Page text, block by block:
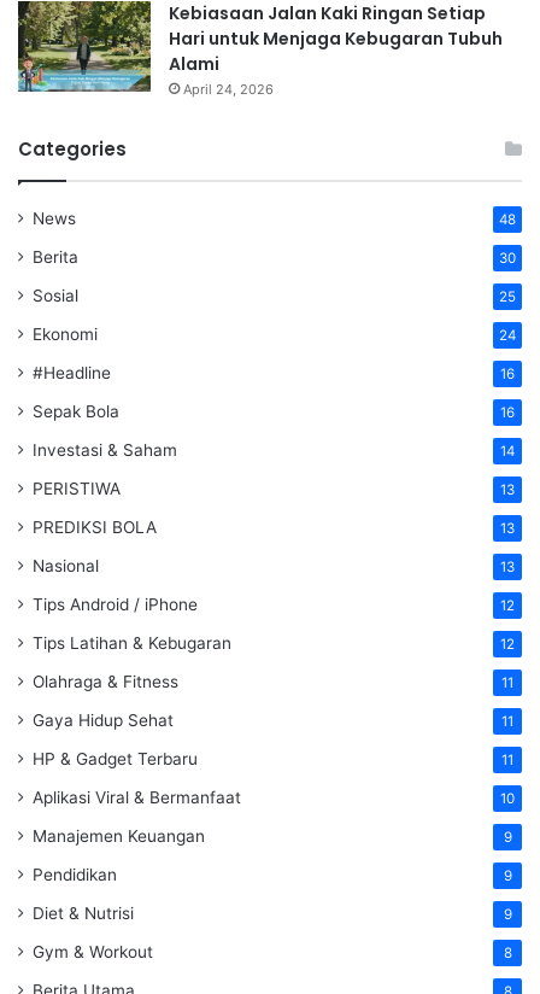
Kebiasaan Jalan Kaki Ringan Setiap
Hari untuk Menjaga Kebugaran Tubuh
Alami
April 24, 2026
Categories
News 48
Berita 30
Sosial 25
Ekonomi 24
#Headline 16
Sepak Bola 16
Investasi & Saham 14
PERISTIWA 13
PREDIKSI BOLA 13
Nasional 13
Tips Android / iPhone 12
Tips Latihan & Kebugaran 12
Olahraga & Fitness 11
Gaya Hidup Sehat 11
HP & Gadget Terbaru 11
Aplikasi Viral & Bermanfaat 10
Manajemen Keuangan 9
Pendidikan 9
Diet & Nutrisi 9
Gym & Workout 8